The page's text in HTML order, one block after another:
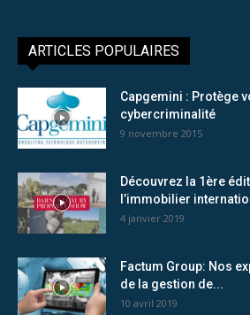
ARTICLES POPULAIRES
Capgemini : Protège
cybercriminalité
9 novembre 2015
Découvrez la 1ère
l’immobilier
4 janvier 2019
Factum Group: Nos
de la gestion de...
10 avril 2019